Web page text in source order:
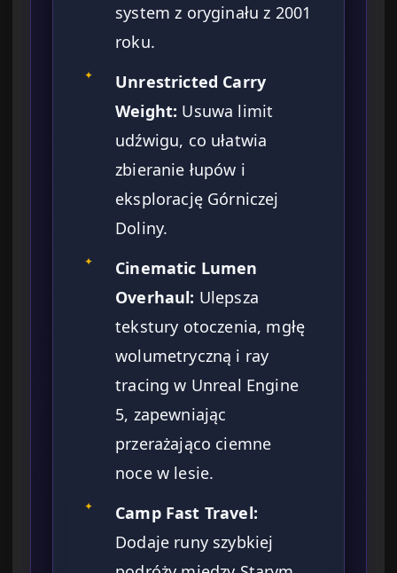
system z oryginału z 2001
roku.
✦
Unrestricted Carry
Weight: Usuwa limit
udźwigu, co ułatwia
zbieranie łupów i
eksplorację Górniczej
Doliny.
✦
Cinematic Lumen
Overhaul: Ulepsza
tekstury otoczenia, mgłę
wolumetryczną i ray
tracing w Unreal Engine
5, zapewniając
przerażająco ciemne
noce w lesie.
✦
Camp Fast Travel:
Dodaje runy szybkiej